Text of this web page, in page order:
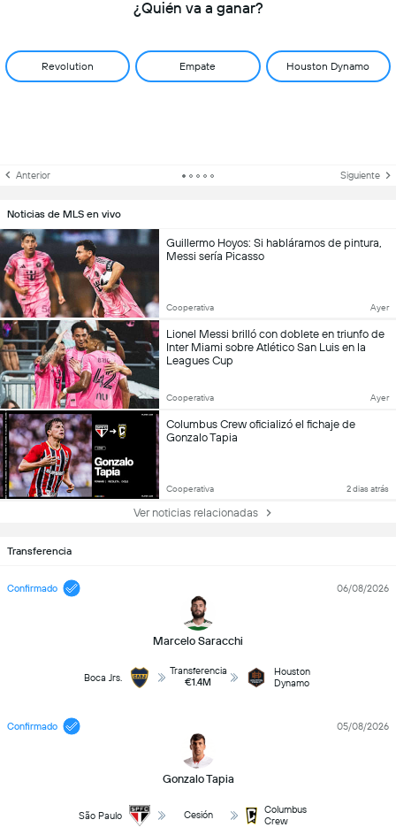
¿Quién va a ganar?
Revolution Empate Houston Dynamo
Anterior Siguiente
Noticias de MLS en vivo
Guillermo Hoyos: Si habláramos de pintura,
Messi sería Picasso
Cooperativa Ayer
Lionel Messi brilló con doblete en triunfo de
Inter Miami sobre Atlético San Luis en la
Leagues Cup
Cooperativa Ayer
Columbus Crew oficializó el fichaje de
Gonzalo Tapia
Cooperativa 2 dias atrás
Ver noticias relacionadas
Transferencia
Confirmado
Marcelo Saracchi
06/08/2026
Boca Jrs.
Transferencia
€1.4M
Houston
Dynamo
Confirmado
Gonzalo Tapia
05/08/2026
São Paulo Cesión
Columbus
Crew